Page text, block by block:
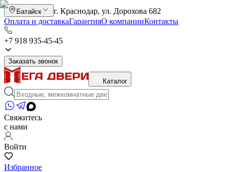
Батайск
г. Краснодар, ул. Дорохова 682
Оплата и доставкаГарантияО компанииКонтакты
+7 918 935-45-45
Заказать звонок
Каталог
Свяжитесь
с нами
Войти
Избранное